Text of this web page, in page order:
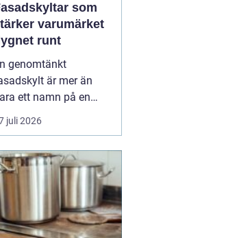
som
varumärket
runt
genomtänkt
är mer än
ett namn på en
vägg. Den fungerar som
företagets ansikte utåt,
kvalitet innan
ens har klivit
dörren. F&o...
juli 2026